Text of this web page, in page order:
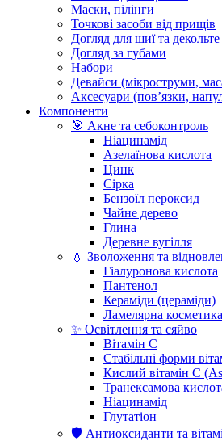
Маски, пілінги
Точкові засоби від прищів
Догляд для шиї та декольте
Догляд за губами
Набори
Девайси (мікроструми,
Аксесуари (повʼязки,
Компоненти
🎯 Акне та себоконтроль
Ніацинамід
Азелаїнова кислота
Цинк
Сірка
Бензоїл пероксид
Чайне дерево
Глина
Деревне вугілля
💧 Зволоження та
Гіалуронова кислота
Пантенол
Кераміди (цераміди)
Ламелярна косметика
✨ Освітлення та сяйво
Вітамін С
Стабільні форми
Кислий вітамін С
Транексамова
Ніацинамід
Глутатіон
🛡️ Антиоксиданти та